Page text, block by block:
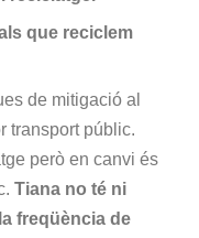
que reciclem
de mitigació al
transport públic.
però en canvi és
Tiana no té ni
freqüència de